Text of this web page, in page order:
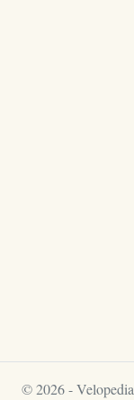
© 2026 - Velopedia